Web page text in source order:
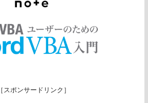
［スポンサードリンク］